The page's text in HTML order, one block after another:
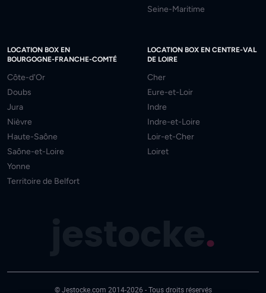
Seine-Maritime
LOCATION BOX EN
BOURGOGNE-FRANCHE-COMTÉ
Côte-d'Or
Doubs
Jura
Nièvre
Haute-Saône
Saône-et-Loire
Yonne
Territoire de Belfort
LOCATION BOX EN CENTRE-VAL
DE LOIRE
Cher
Eure-et-Loir
Indre
Indre-et-Loire
Loir-et-Cher
Loiret
.
© Jestocke.com 2014-2026 - Tous droits réservés